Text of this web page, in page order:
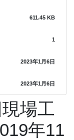
611.45 KB
1
2023年1月6日
2023年1月6日
場工
年11